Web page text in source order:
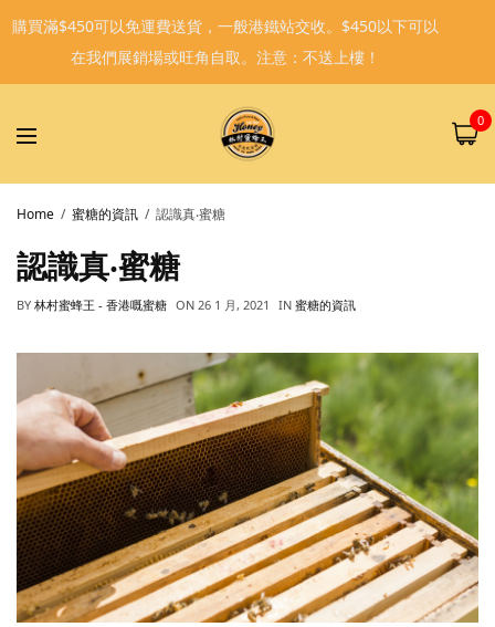
0
Home 蜜糖的資訊 認識真‧蜜糖
認識真‧蜜糖
BY 林村蜜蜂王 - 香港嘅蜜糖 ON 26 1 月, 2021 IN 蜜糖的資訊
購買滿$450可以免運費送貨，一般港鐵站交收。$450以下可以
在我們展銷場或旺角自取。注意：不送上樓！